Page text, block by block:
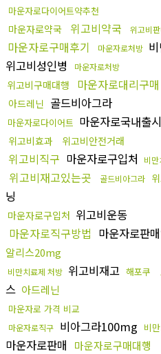
마운자로다이어트약추천
마운자로약국 위고비약국 위고비
마운자로구매후기 마운자로처방
위고비성인병 마운자로처방
위고비구매대행 마운자로대리구매
아드레닌 골드비아그라
마운자로다이어트 마운자로국내출시
위고비효과
위고비안전거래
위고비직구 마운자로구입처 비
위고비재고있는곳 골드비아그라
닝
마운자로구입처 위고비운동
마운자로직구방법 마운자로판
알리스20mg
비만치료제 처방 위고비재고 해포쿠
스 아드레닌
마운자로 가격 비교
마운자로직구 비아그라100mg 비
마운자로판매 마운자로구매대행